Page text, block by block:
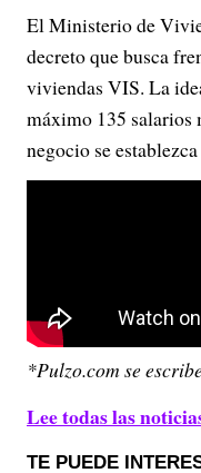
El Ministerio de
decreto que busca
viviendas VIS. La
máximo 135 salarios
negocio se
*Pulzo.com se
Lee todas las